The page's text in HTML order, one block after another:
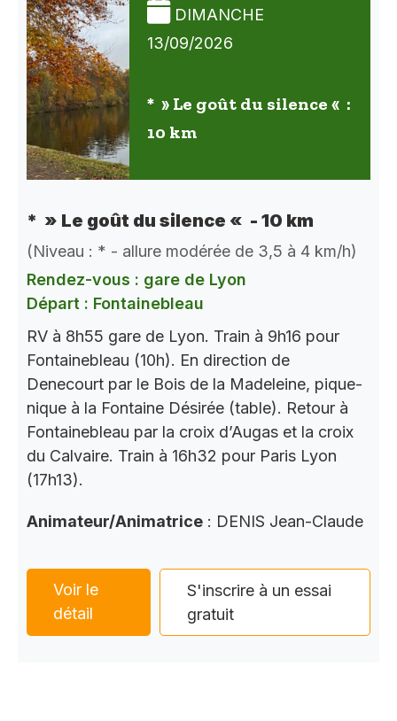
DIMANCHE
13/09/2026
* » Le goût du silence « :
10 km
* » Le goût du silence « - 10 km
(Niveau : * - allure modérée de 3,5 à 4 km/h)
Rendez-vous : gare de Lyon
Départ : Fontainebleau
RV à 8h55 gare de Lyon. Train à 9h16 pour
Fontainebleau (10h). En direction de
Denecourt par le Bois de la Madeleine, pique-
nique à la Fontaine Désirée (table). Retour à
Fontainebleau par la croix d’Augas et la croix
du Calvaire. Train à 16h32 pour Paris Lyon
(17h13).
Animateur/Animatrice : DENIS Jean-Claude
Voir le
détail
S'inscrire à un essai
gratuit